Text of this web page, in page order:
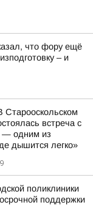
что фору ещё
– и
Старооскольском
встреча с
— одним из
дышится легко»
поликлиники
поддержки